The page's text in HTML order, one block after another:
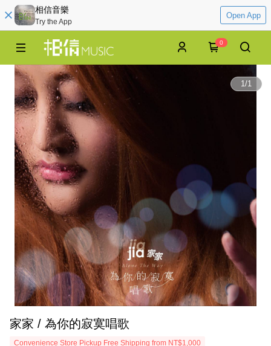
相信音樂
Try the App
Open App
0
1/1
家家 / 為你的寂寞唱歌
Convenience Store Pickup Free Shipping from NT$1,000